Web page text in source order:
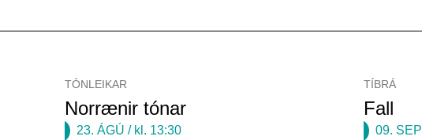
TÓNLEIKAR
Norrænir tónar
23. ÁGÚ / kl. 13:30
TÍBRÁ
Fall
09. SEP